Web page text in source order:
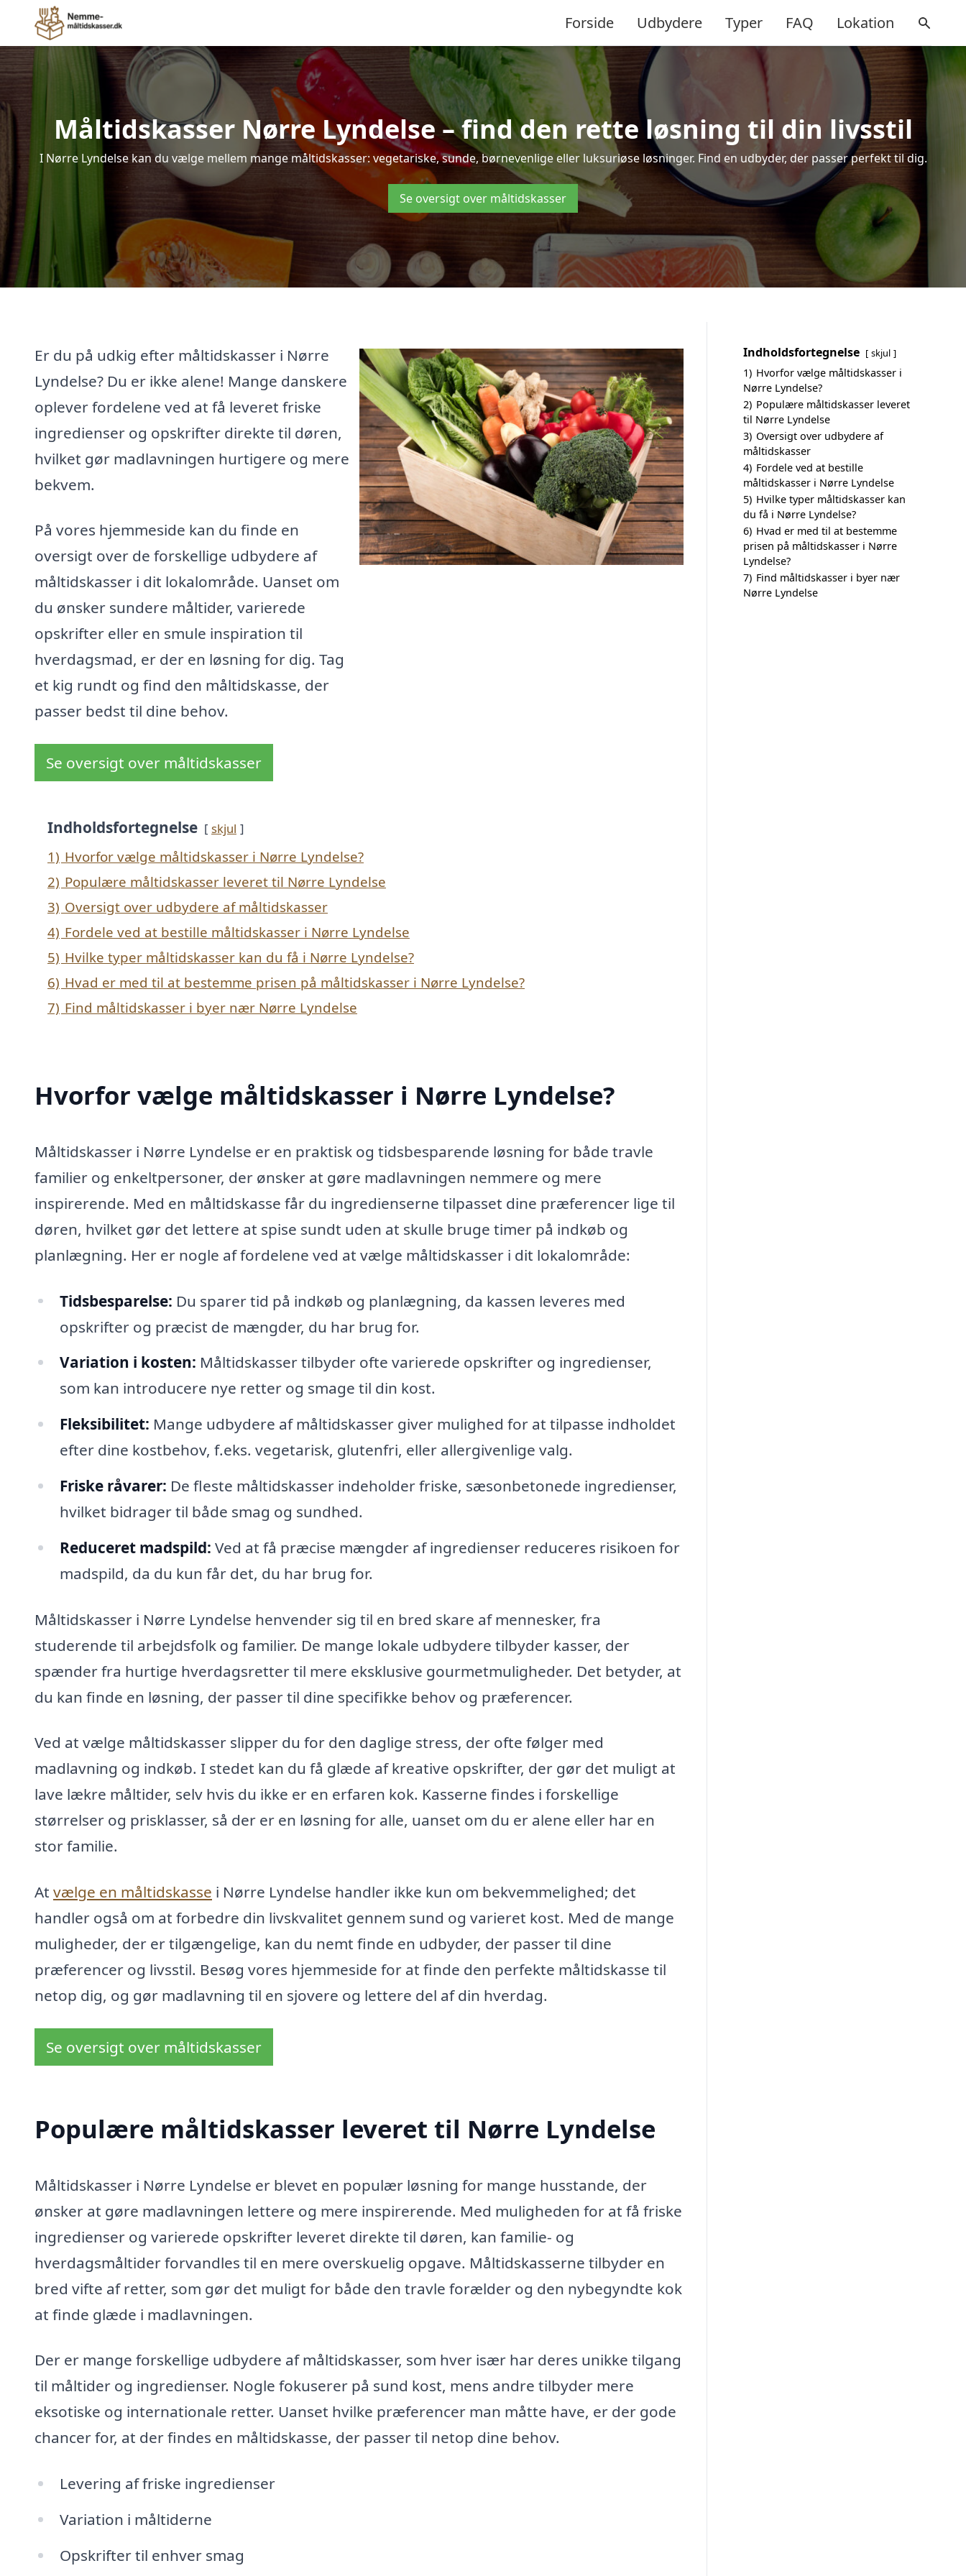
Forside Udbydere Typer FAQ Lokation
Måltidskasser Nørre Lyndelse – find den rette løsning til din livsstil
I Nørre Lyndelse kan du vælge mellem mange måltidskasser: vegetariske, sunde, børnevenlige eller luksuriøse løsninger. Find en udbyder, der passer perfekt til dig.
Se oversigt over måltidskasser
Er du på udkig efter måltidskasser i Nørre
Lyndelse? Du er ikke alene! Mange danskere
oplever fordelene ved at få leveret friske
ingredienser og opskrifter direkte til døren,
hvilket gør madlavningen hurtigere og mere
bekvem.
På vores hjemmeside kan du finde en
oversigt over de forskellige udbydere af
måltidskasser i dit lokalområde. Uanset om
du ønsker sundere måltider, varierede
opskrifter eller en smule inspiration til
hverdagsmad, er der en løsning for dig. Tag
et kig rundt og find den måltidskasse, der
passer bedst til dine behov.
Se oversigt over måltidskasser
Indholdsfortegnelse skjul
1) Hvorfor vælge måltidskasser i Nørre Lyndelse?
2) Populære måltidskasser leveret til Nørre Lyndelse
3) Oversigt over udbydere af måltidskasser
4) Fordele ved at bestille måltidskasser i Nørre Lyndelse
5) Hvilke typer måltidskasser kan du få i Nørre Lyndelse?
6) Hvad er med til at bestemme prisen på måltidskasser i Nørre Lyndelse?
7) Find måltidskasser i byer nær Nørre Lyndelse
Hvorfor vælge måltidskasser i Nørre Lyndelse?
Måltidskasser i Nørre Lyndelse er en praktisk og tidsbesparende løsning for både travle
familier og enkeltpersoner, der ønsker at gøre madlavningen nemmere og mere
inspirerende. Med en måltidskasse får du ingredienserne tilpasset dine præferencer lige til
døren, hvilket gør det lettere at spise sundt uden at skulle bruge timer på indkøb og
planlægning. Her er nogle af fordelene ved at vælge måltidskasser i dit lokalområde:
Tidsbesparelse: Du sparer tid på indkøb og planlægning, da kassen leveres med
opskrifter og præcist de mængder, du har brug for.
Variation i kosten: Måltidskasser tilbyder ofte varierede opskrifter og ingredienser,
som kan introducere nye retter og smage til din kost.
Fleksibilitet: Mange udbydere af måltidskasser giver mulighed for at tilpasse indholdet
efter dine kostbehov, f.eks. vegetarisk, glutenfri, eller allergivenlige valg.
Friske råvarer: De fleste måltidskasser indeholder friske, sæsonbetonede ingredienser,
hvilket bidrager til både smag og sundhed.
Reduceret madspild: Ved at få præcise mængder af ingredienser reduceres risikoen for
madspild, da du kun får det, du har brug for.
Måltidskasser i Nørre Lyndelse henvender sig til en bred skare af mennesker, fra
studerende til arbejdsfolk og familier. De mange lokale udbydere tilbyder kasser, der
spænder fra hurtige hverdagsretter til mere eksklusive gourmetmuligheder. Det betyder, at
du kan finde en løsning, der passer til dine specifikke behov og præferencer.
Ved at vælge måltidskasser slipper du for den daglige stress, der ofte følger med
madlavning og indkøb. I stedet kan du få glæde af kreative opskrifter, der gør det muligt at
lave lækre måltider, selv hvis du ikke er en erfaren kok. Kasserne findes i forskellige
størrelser og prisklasser, så der er en løsning for alle, uanset om du er alene eller har en
stor familie.
At vælge en måltidskasse i Nørre Lyndelse handler ikke kun om bekvemmelighed; det
handler også om at forbedre din livskvalitet gennem sund og varieret kost. Med de mange
muligheder, der er tilgængelige, kan du nemt finde en udbyder, der passer til dine
præferencer og livsstil. Besøg vores hjemmeside for at finde den perfekte måltidskasse til
netop dig, og gør madlavning til en sjovere og lettere del af din hverdag.
Se oversigt over måltidskasser
Populære måltidskasser leveret til Nørre Lyndelse
Måltidskasser i Nørre Lyndelse er blevet en populær løsning for mange husstande, der
ønsker at gøre madlavningen lettere og mere inspirerende. Med muligheden for at få friske
ingredienser og varierede opskrifter leveret direkte til døren, kan familie- og
hverdagsmåltider forvandles til en mere overskuelig opgave. Måltidskasserne tilbyder en
bred vifte af retter, som gør det muligt for både den travle forælder og den nybegyndte kok
at finde glæde i madlavningen.
Der er mange forskellige udbydere af måltidskasser, som hver især har deres unikke tilgang
til måltider og ingredienser. Nogle fokuserer på sund kost, mens andre tilbyder mere
eksotiske og internationale retter. Uanset hvilke præferencer man måtte have, er der gode
chancer for, at der findes en måltidskasse, der passer til netop dine behov.
Levering af friske ingredienser
Variation i måltiderne
Opskrifter til enhver smag
Indholdsfortegnelse skjul
1) Hvorfor vælge måltidskasser i
Nørre Lyndelse?
2) Populære måltidskasser leveret
til Nørre Lyndelse
3) Oversigt over udbydere af
måltidskasser
4) Fordele ved at bestille
måltidskasser i Nørre Lyndelse
5) Hvilke typer måltidskasser kan
du få i Nørre Lyndelse?
6) Hvad er med til at bestemme
prisen på måltidskasser i Nørre
Lyndelse?
7) Find måltidskasser i byer nær
Nørre Lyndelse